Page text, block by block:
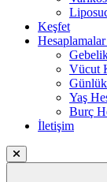
Keşfet
Hesaplamalar
Vücut
Yaş
Burç
İletişim